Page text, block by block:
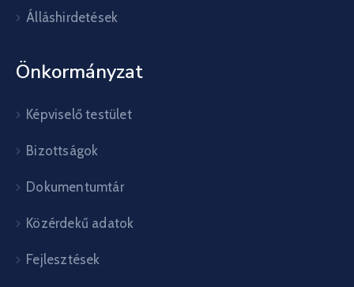
Álláshirdetések
Önkormányzat
Képviselő testület
Bizottságok
Dokumentumtár
Közérdekű adatok
Fejlesztések